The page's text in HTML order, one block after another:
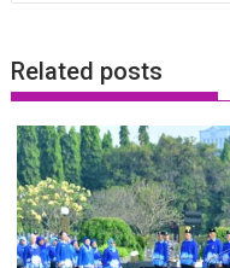
Related posts